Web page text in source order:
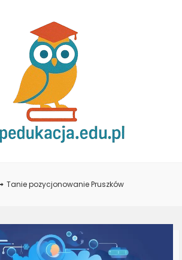
Tanie pozycjonowanie Pruszków